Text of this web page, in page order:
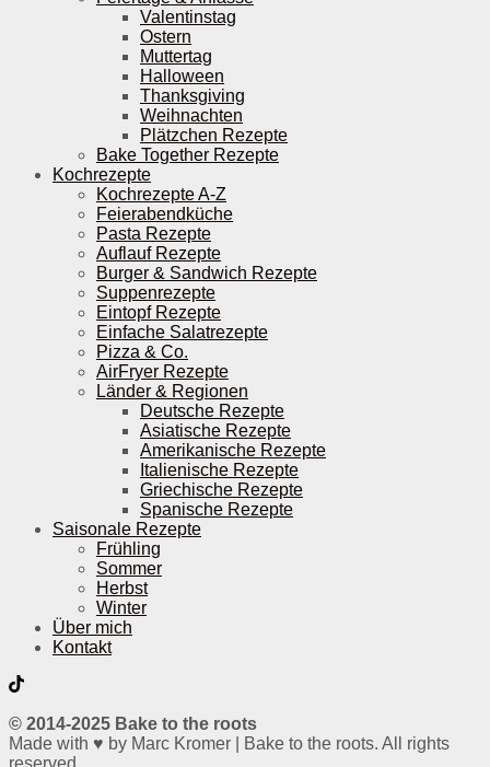
Valentinstag
Ostern
Muttertag
Halloween
Thanksgiving
Weihnachten
Plätzchen Rezepte
Bake Together Rezepte
Kochrezepte
Kochrezepte A-Z
Feierabendküche
Pasta Rezepte
Auflauf Rezepte
Burger & Sandwich Rezepte
Suppenrezepte
Eintopf Rezepte
Einfache Salatrezepte
Pizza & Co.
AirFryer Rezepte
Länder & Regionen
Deutsche Rezepte
Asiatische Rezepte
Amerikanische Rezepte
Italienische Rezepte
Griechische Rezepte
Spanische Rezepte
Saisonale Rezepte
Frühling
Sommer
Herbst
Winter
Über mich
Kontakt
© 2014-2025 Bake to the roots
Made with ♥ by Marc Kromer | Bake to the roots. All rights